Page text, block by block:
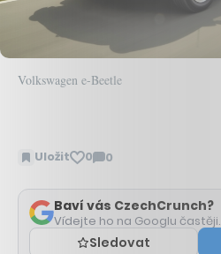
Volkswagen e-Beetle
Uložit 0 0
Zobrazit
Baví vás CzechCrunch?
Vídejte ho na Googlu častěji.
Sledovat